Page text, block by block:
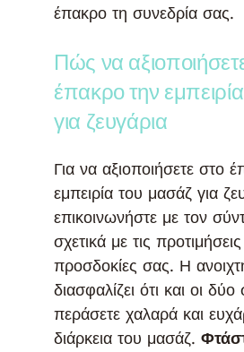
έπακρο τη συνεδρία σας.
Πώς να
έπακρο την
για ζευγάρια
Για να αξιοποιήσετε στο
εμπειρία του μασάζ για
επικοινωνήστε με τον
σχετικά με τις προτιμήσεις
προσδοκίες σας. Η
διασφαλίζει ότι και οι
περάσετε χαλαρά και
διάρκεια του μασάζ.